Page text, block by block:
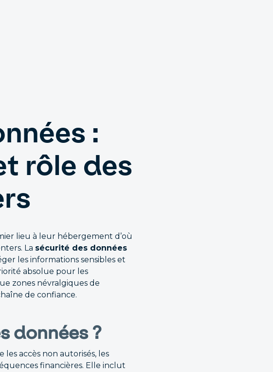
:
rôle des
lieu à leur hébergement d’où
La sécurité des données
les informations sensibles et
absolue pour les
zones névralgiques de
de confiance.
données ?
accès non autorisés, les
financières. Elle inclut